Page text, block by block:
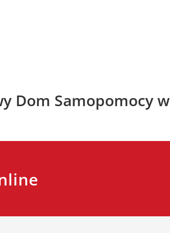
Dom Samopomocy w